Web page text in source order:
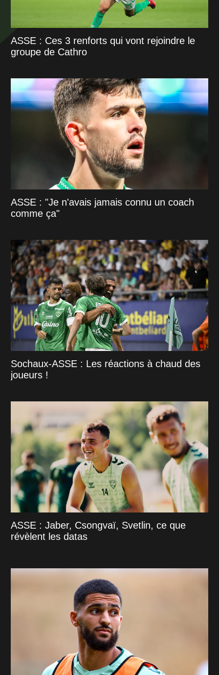
ASSE : Ces 3 renforts qui vont rejoindre le
groupe de Cathro
ASSE : "Je n'avais jamais connu un coach
comme ça"
Sochaux-ASSE : Les réactions à chaud des
joueurs !
ASSE : Jaber, Csongvaï, Svetlin, ce que
révèlent les datas